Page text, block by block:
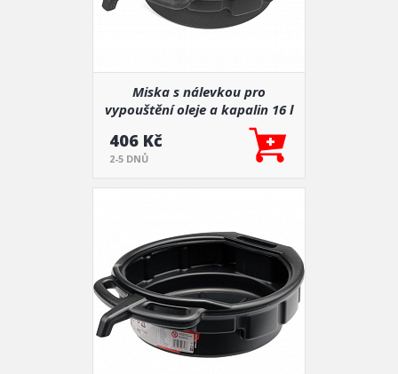
Miska s nálevkou pro
vypouštění oleje a kapalin 16 l
56 cm AMIO-04053
406 Kč
2-5 DNŮ